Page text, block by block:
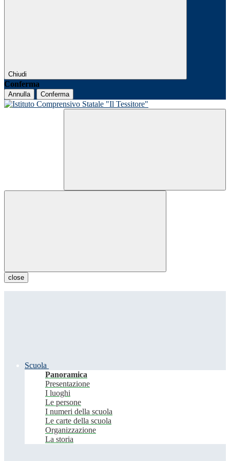
Chiudi
Conferma
Annulla Conferma
close
Scuola
Panoramica
Presentazione
I luoghi
Le persone
I numeri della scuola
Le carte della scuola
Organizzazione
La storia